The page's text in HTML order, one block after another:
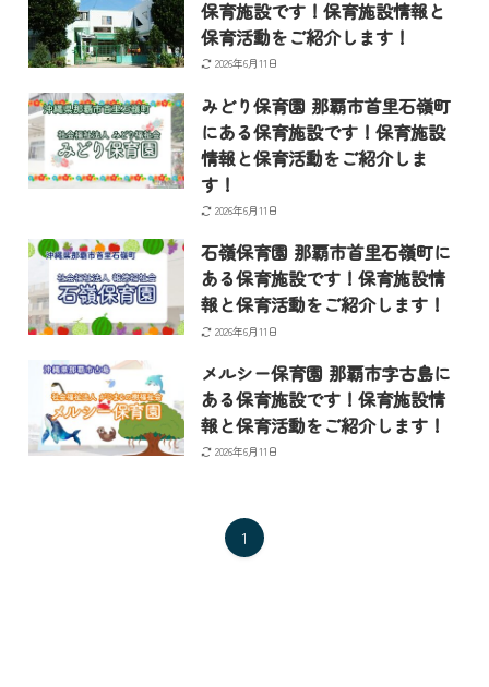
保育施設です！保育施設情報と
保育活動をご紹介します！
2026年6月11日
みどり保育園 那覇市首里石嶺町
にある保育施設です！保育施設
情報と保育活動をご紹介しま
す！
2026年6月11日
石嶺保育園 那覇市首里石嶺町に
ある保育施設です！保育施設情
報と保育活動をご紹介します！
2026年6月11日
メルシー保育園 那覇市字古島に
ある保育施設です！保育施設情
報と保育活動をご紹介します！
2026年6月11日
1